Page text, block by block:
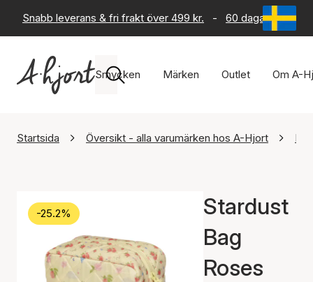
Snabb leverans & fri frakt över 499 kr. - 60 dagars
Smycken Märken Outlet Om A-
Startsida Översikt - alla varumärken hos A-Hjort
-25.2%
Stardust
Bag
Roses